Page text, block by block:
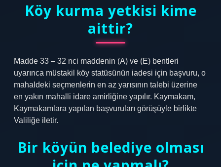
Köy kurma yetkisi kime
aittir?
Madde 33 – 32 nci maddenin (A) ve (E) bentleri
uyarınca müstakil köy statüsünün iadesi için başvuru, o
mahaldeki seçmenlerin en az yarısının talebi üzerine
en yakın mahalli idare amirliğine yapılır. Kaymakam,
Kaymakamlara yapılan başvuruları görüşüyle ​​birlikte
Valiliğe iletir.
Bir köyün belediye olması